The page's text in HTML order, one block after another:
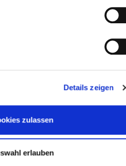
Details zeigen
zulassen
erlauben
PERSPECTIVES
ATTRAYANTES
DES
PRODUITS
DONT ONT
BESOIN TOUS
LES MÉNAGES